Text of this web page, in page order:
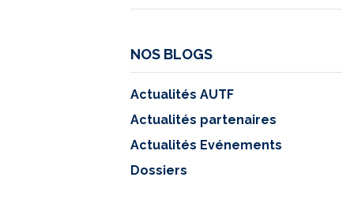
NOS BLOGS
Actualités AUTF
Actualités partenaires
Actualités Evénements
Dossiers